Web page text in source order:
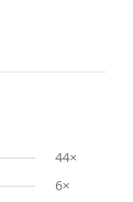
44×
6×